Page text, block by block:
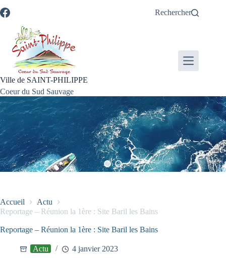
au
au
à
recherche
au
Rechercher
Ville de SAINT-PHILIPPE
Coeur du Sud Sauvage
Accueil
Actu
Reportage – Réunion la 1ère : Site Baril les Bains
Reportage – Réunion la 1ère : Site Baril les Bains
Actu 4 janvier 2023